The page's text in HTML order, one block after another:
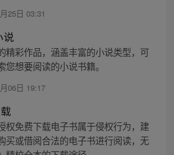
25日 03:31
说
精彩作品，涵盖丰富的小说类型，可
想要阅读的小说书籍。
06日 19:17
权免费下载电子书属于侵权行为，建
买或借阅合法的电子书进行阅读，无